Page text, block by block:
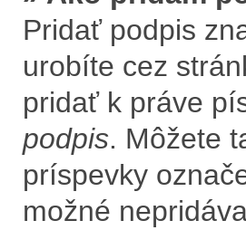
Pridať podpis
urobíte cez
pridať k práve
podpis. Môžete
príspevky
možné